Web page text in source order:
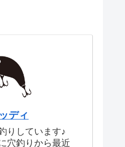
ディ
りしています♪
穴釣りから最近